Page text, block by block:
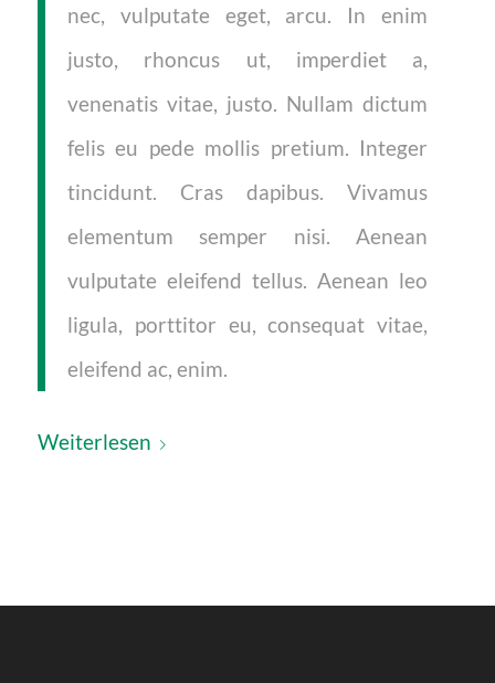
nec, vulputate eget, arcu. In enim
justo, rhoncus ut, imperdiet a,
venenatis vitae, justo. Nullam dictum
felis eu pede mollis pretium. Integer
tincidunt. Cras dapibus. Vivamus
elementum semper nisi. Aenean
vulputate eleifend tellus. Aenean leo
ligula, porttitor eu, consequat vitae,
eleifend ac, enim.
Weiterlesen